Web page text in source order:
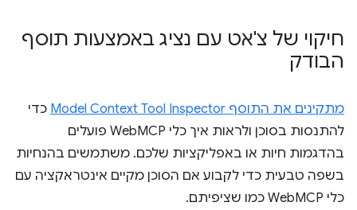
חיקוי של צ'אט עם נציג באמצעות תוסף
הבודק
מתקינים את התוסף Model Context Tool Inspector
כדי
להתנסות בסוכן ולראות איך כלי WebMCP פועלים
בהדגמות חיות או באפליקציות שלכם. משתמשים בהנחיות
בשפה טבעית כדי לקבוע אם הסוכן מקיים אינטראקציה עם
כלי WebMCP כמו שציפיתם.